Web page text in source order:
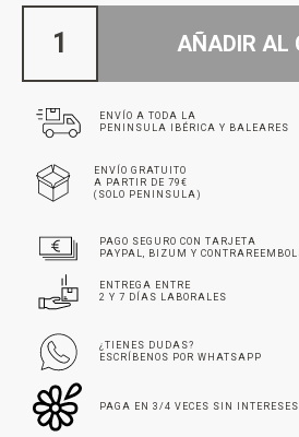
AÑADIR AL
ENVÍO A TODA LA
PENINSULA IBÉRICA Y BALEARES
ENVÍO GRATUITO
A PARTIR DE 79€
(SOLO PENINSULA)
PAGO SEGURO CON TARJETA
PAYPAL, BIZUM Y
ENTREGA ENTRE
2 Y 7 DÍAS LABORALES
¿TIENES DUDAS?
ESCRÍBENOS POR WHATSAPP
PAGA EN 3/4 VECES SIN INTERESES